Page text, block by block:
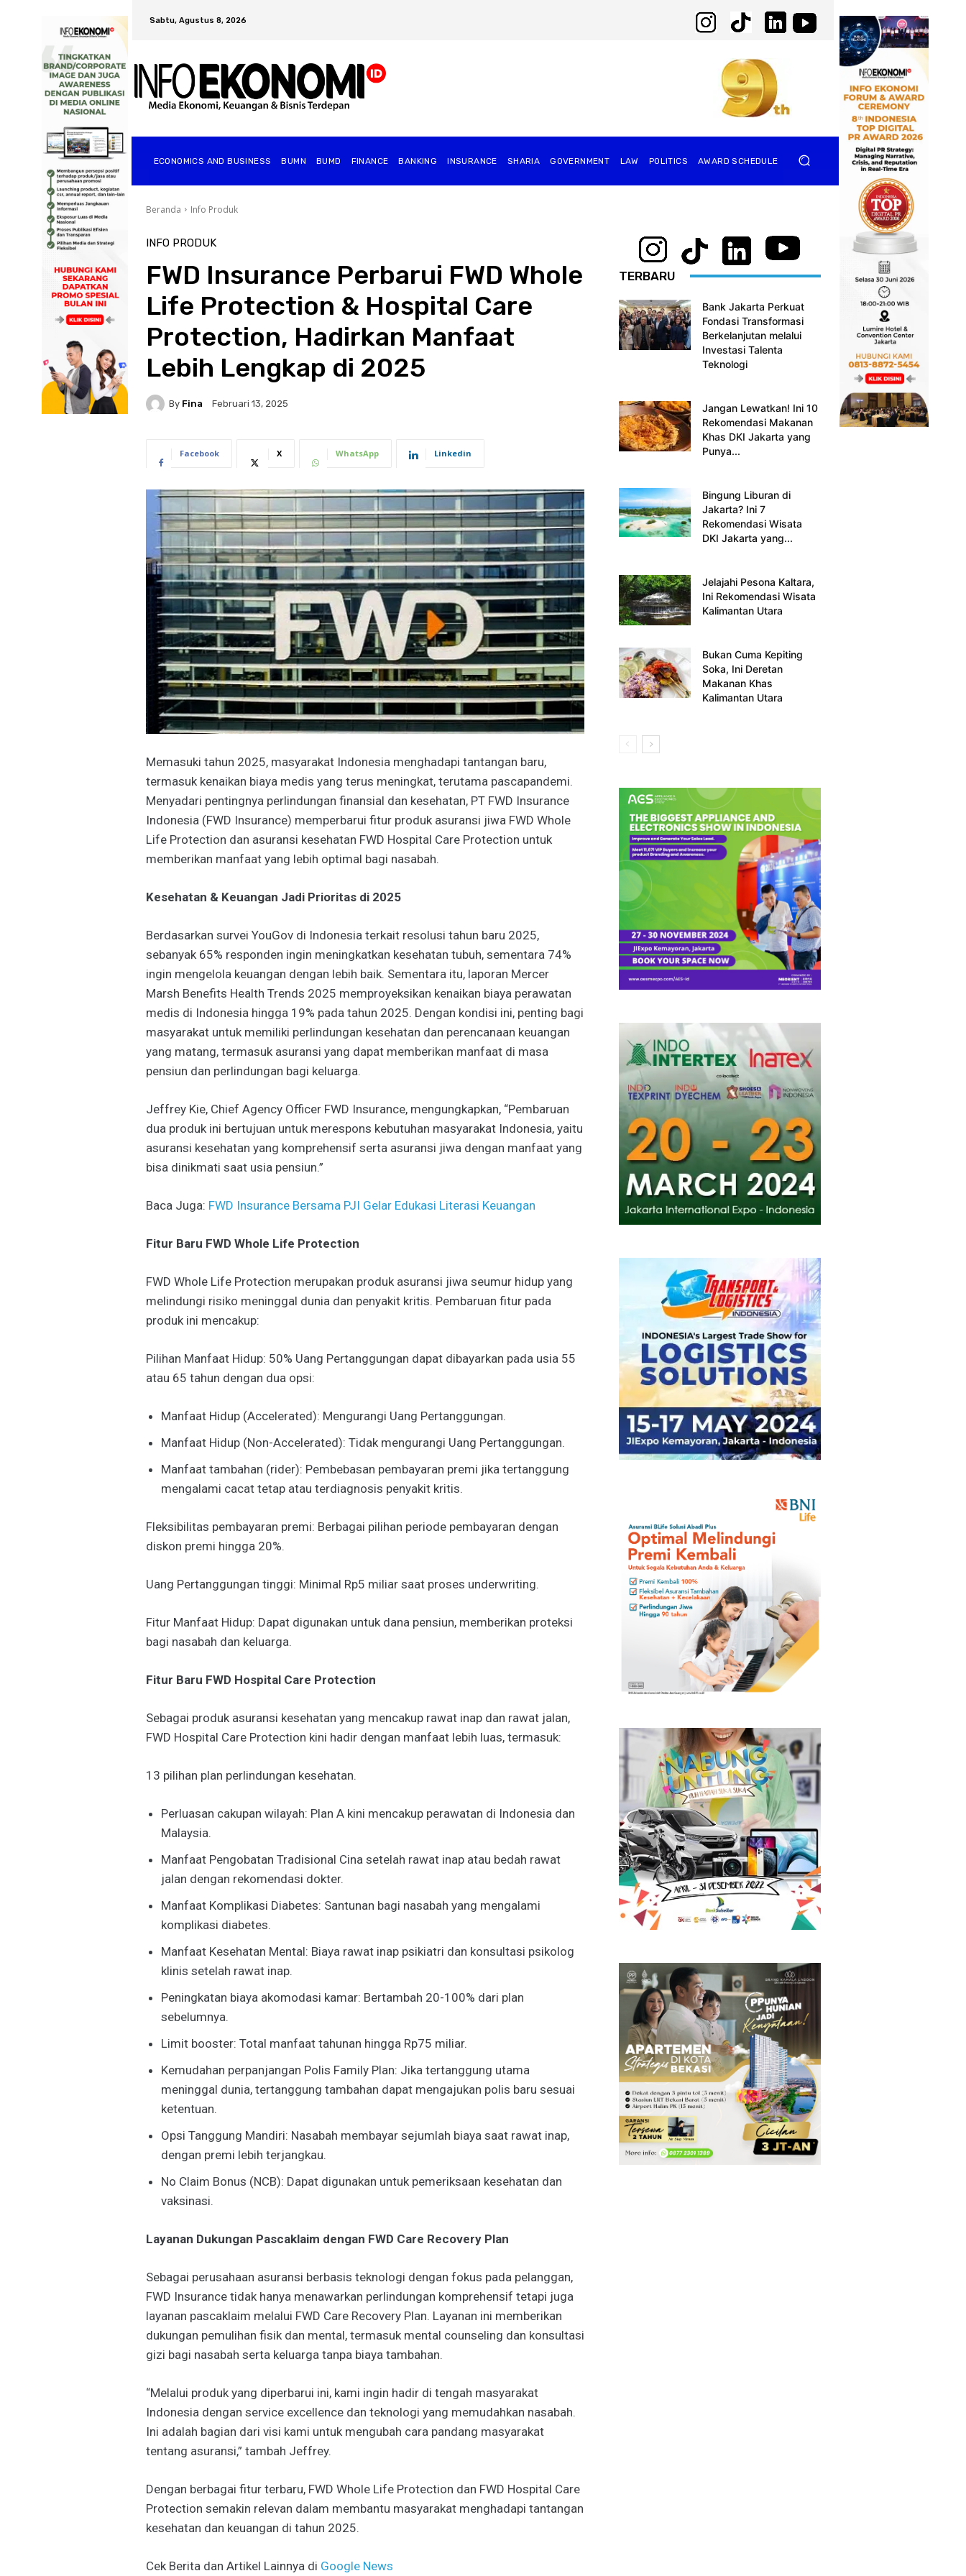
Sabtu, Agustus 8, 2026
ECONOMICS AND BUSINESS BUMN BUMD FINANCE BANKING INSURANCE SHARIA GOVERNMENT ⁠LAW POLITICS AWARD SCHEDULE
Beranda Info Produk
INFO PRODUK
FWD Insurance Perbarui FWD Whole
Life Protection & Hospital Care
Protection, Hadirkan Manfaat
Lebih Lengkap di 2025
By Fina Februari 13, 2025
Facebook X WhatsApp Linkedin
Memasuki tahun 2025, masyarakat Indonesia menghadapi tantangan baru,
termasuk kenaikan biaya medis yang terus meningkat, terutama pascapandemi.
Menyadari pentingnya perlindungan finansial dan kesehatan, PT FWD Insurance
Indonesia (FWD Insurance) memperbarui fitur produk asuransi jiwa FWD Whole
Life Protection dan asuransi kesehatan FWD Hospital Care Protection untuk
memberikan manfaat yang lebih optimal bagi nasabah.
Kesehatan & Keuangan Jadi Prioritas di 2025
Berdasarkan survei YouGov di Indonesia terkait resolusi tahun baru 2025,
sebanyak 65% responden ingin meningkatkan kesehatan tubuh, sementara 74%
ingin mengelola keuangan dengan lebih baik. Sementara itu, laporan Mercer
Marsh Benefits Health Trends 2025 memproyeksikan kenaikan biaya perawatan
medis di Indonesia hingga 19% pada tahun 2025. Dengan kondisi ini, penting bagi
masyarakat untuk memiliki perlindungan kesehatan dan perencanaan keuangan
yang matang, termasuk asuransi yang dapat memberikan manfaat di masa
pensiun dan perlindungan bagi keluarga.
Jeffrey Kie, Chief Agency Officer FWD Insurance, mengungkapkan, “Pembaruan
dua produk ini bertujuan untuk merespons kebutuhan masyarakat Indonesia, yaitu
asuransi kesehatan yang komprehensif serta asuransi jiwa dengan manfaat yang
bisa dinikmati saat usia pensiun.”
Baca Juga: FWD Insurance Bersama PJI Gelar Edukasi Literasi Keuangan
Fitur Baru FWD Whole Life Protection
FWD Whole Life Protection merupakan produk asuransi jiwa seumur hidup yang
melindungi risiko meninggal dunia dan penyakit kritis. Pembaruan fitur pada
produk ini mencakup:
Pilihan Manfaat Hidup: 50% Uang Pertanggungan dapat dibayarkan pada usia 55
atau 65 tahun dengan dua opsi:
Manfaat Hidup (Accelerated): Mengurangi Uang Pertanggungan.
Manfaat Hidup (Non-Accelerated): Tidak mengurangi Uang Pertanggungan.
Manfaat tambahan (rider): Pembebasan pembayaran premi jika tertanggung
mengalami cacat tetap atau terdiagnosis penyakit kritis.
Fleksibilitas pembayaran premi: Berbagai pilihan periode pembayaran dengan
diskon premi hingga 20%.
Uang Pertanggungan tinggi: Minimal Rp5 miliar saat proses underwriting.
Fitur Manfaat Hidup: Dapat digunakan untuk dana pensiun, memberikan proteksi
bagi nasabah dan keluarga.
Fitur Baru FWD Hospital Care Protection
Sebagai produk asuransi kesehatan yang mencakup rawat inap dan rawat jalan,
FWD Hospital Care Protection kini hadir dengan manfaat lebih luas, termasuk:
13 pilihan plan perlindungan kesehatan.
Perluasan cakupan wilayah: Plan A kini mencakup perawatan di Indonesia dan
Malaysia.
Manfaat Pengobatan Tradisional Cina setelah rawat inap atau bedah rawat
jalan dengan rekomendasi dokter.
Manfaat Komplikasi Diabetes: Santunan bagi nasabah yang mengalami
komplikasi diabetes.
Manfaat Kesehatan Mental: Biaya rawat inap psikiatri dan konsultasi psikolog
klinis setelah rawat inap.
Peningkatan biaya akomodasi kamar: Bertambah 20-100% dari plan
sebelumnya.
Limit booster: Total manfaat tahunan hingga Rp75 miliar.
Kemudahan perpanjangan Polis Family Plan: Jika tertanggung utama
meninggal dunia, tertanggung tambahan dapat mengajukan polis baru sesuai
ketentuan.
Opsi Tanggung Mandiri: Nasabah membayar sejumlah biaya saat rawat inap,
dengan premi lebih terjangkau.
No Claim Bonus (NCB): Dapat digunakan untuk pemeriksaan kesehatan dan
vaksinasi.
Layanan Dukungan Pascaklaim dengan FWD Care Recovery Plan
Sebagai perusahaan asuransi berbasis teknologi dengan fokus pada pelanggan,
FWD Insurance tidak hanya menawarkan perlindungan komprehensif tetapi juga
layanan pascaklaim melalui FWD Care Recovery Plan. Layanan ini memberikan
dukungan pemulihan fisik dan mental, termasuk mental counseling dan konsultasi
gizi bagi nasabah serta keluarga tanpa biaya tambahan.
“Melalui produk yang diperbarui ini, kami ingin hadir di tengah masyarakat
Indonesia dengan service excellence dan teknologi yang memudahkan nasabah.
Ini adalah bagian dari visi kami untuk mengubah cara pandang masyarakat
tentang asuransi,” tambah Jeffrey.
Dengan berbagai fitur terbaru, FWD Whole Life Protection dan FWD Hospital Care
Protection semakin relevan dalam membantu masyarakat menghadapi tantangan
kesehatan dan keuangan di tahun 2025.
Cek Berita dan Artikel Lainnya di Google News
TERBARU
Bank Jakarta Perkuat
Fondasi Transformasi
Berkelanjutan melalui
Investasi Talenta
Teknologi
Jangan Lewatkan! Ini 10
Rekomendasi Makanan
Khas DKI Jakarta yang
Punya...
Bingung Liburan di
Jakarta? Ini 7
Rekomendasi Wisata
DKI Jakarta yang...
Jelajahi Pesona Kaltara,
Ini Rekomendasi Wisata
Kalimantan Utara
Bukan Cuma Kepiting
Soka, Ini Deretan
Makanan Khas
Kalimantan Utara